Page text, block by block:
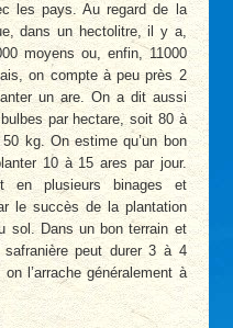
les pays. Au regard de la
dans un hectolitre, il y a,
moyens ou, enfin, 11000
on compte à peu près 2
un are. On a dit aussi
par hectare, soit 80 à
kg. On estime qu’un bon
10 à 15 ares par jour.
en plusieurs binages et
le succès de la plantation
sol. Dans un bon terrain et
peut durer 3 à 4
l’arrache généralement à